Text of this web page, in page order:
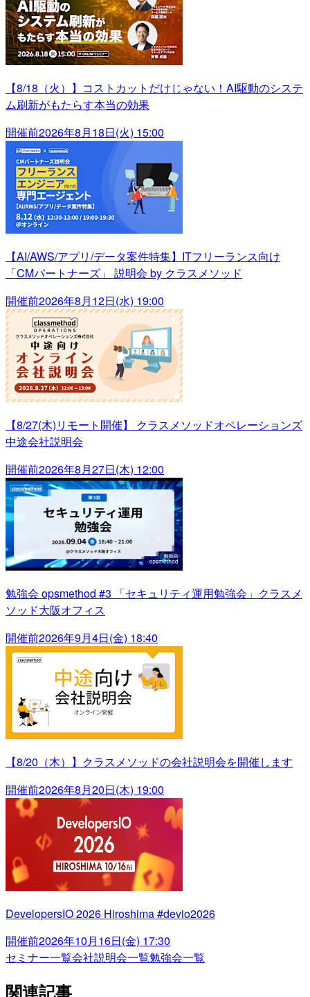
【8/18（火）】コストカットだけじゃない！AI駆動のシステ
ム刷新がもたらす本当の効果
開催前2026年8月18日(火) 15:00
【AI/AWS/アプリ/データ案件特集】ITフリーランス向け
「CMパートナーズ」 説明会 by クラスメソッド
開催前2026年8月12日(水) 19:00
【8/27(木)リモート開催】 クラスメソッドオペレーションズ
中途会社説明会
開催前2026年8月27日(木) 12:00
勉強会 opsmethod #3 「セキュリティ運用勉強会」クラスメ
ソッド大阪オフィス
開催前2026年9月4日(金) 18:40
【8/20（木）】クラスメソッドの会社説明会を開催します
開催前2026年8月20日(木) 19:00
DevelopersIO 2026 Hiroshima #devio2026
開催前2026年10月16日(金) 17:30
セミナー一覧会社説明会一覧勉強会一覧
関連記事